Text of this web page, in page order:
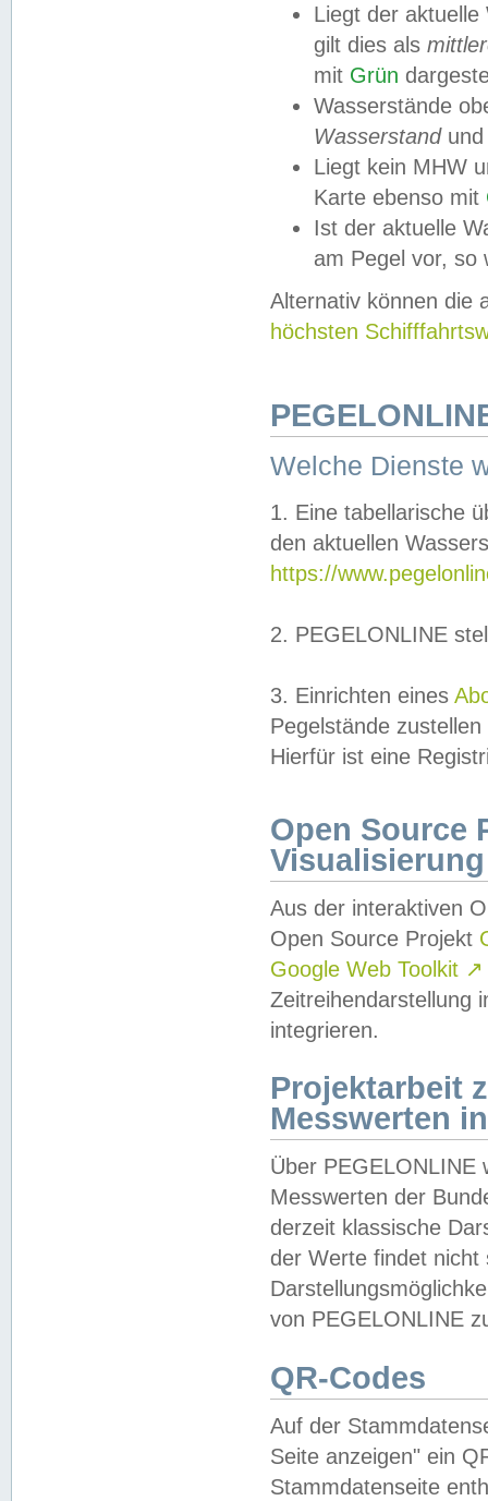
Liegt der
gilt dies als
mit Grün
Wasserstände
Wasserstandund
Liegt kein MHW
Karte ebenso mit
Ist der aktuelle
am Pegel vor,
Alternativ können die
höchsten
Welche Dienste
1. Eine tabellarische
den aktuellen
https://
2. PEGELONLINE
3. Einrichten eines
Pegelstände
Hierfür ist eine
Open Source
Visualisierung
Aus der interaktiven
Open Source Projekt
Google Web Toolkit ↗
Zeitreihendarstellung
integrieren.
Projektarbeit
Messwerten
Über PEGELONLINE
Messwerten der
derzeit klassische
der Werte findet
von PEGELONLINE
QR-Codes
Auf der
Seite anzeigen" ein
Stammdatenseite